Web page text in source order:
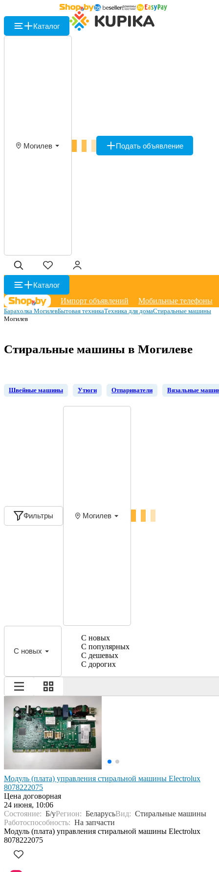
Каталог
Могилев Подать объявление
Каталог
Импорт объявлений
Мобильные телефоны
Барахолка МогилевБытовая техникаТехника для домаСтиральные машины
Могилев
Стиральные машины в Могилеве
Швейные машины Утюги Отпариватели Вязальные
Фильтры Могилев
С новых
С новых
С популярных
С дешевых
С дорогих
Модуль (плата) управления стиральной машины Electrolux
8078222075
Цена договорная
24 июня, 10:06
Состояние: Б/уРегион: БеларусьВид: Стиральные машины
Работоспособность: На запчасти
Модуль (плата) управления стиральной машины Electrolux
8078222075